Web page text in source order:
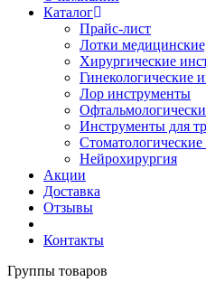
Каталог
Прайс-лист
Лотки
Хирургические
Гинекологические
Лор инструменты
Инструменты для
Нейрохирургия
Акции
Доставка
Отзывы
Контакты
Группы товаров